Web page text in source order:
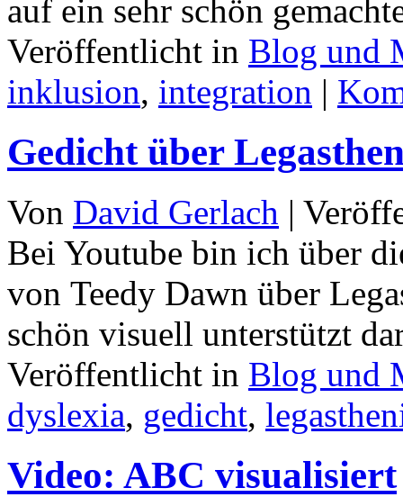
auf ein sehr schön
Veröffentlicht in Blog und
inklusion, integration |
Gedicht über
Von David Gerlach |
Bei Youtube bin ich über
von Teedy Dawn über
schön visuell unterstützt
Veröffentlicht in Blog und
dyslexia, gedicht,
Video: ABC visualisiert